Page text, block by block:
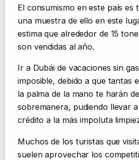
El consumismo en este país es
una muestra de ello en este
estima que alrededor de 15
son vendidas al año.
Ir a Dubái de vacaciones sin
imposible, debido a que tantas
la palma de la mano te harán
sobremanera, pudiendo llevar
crédito a la más impoluta
Muchos de los turistas que
suelen aprovechar los